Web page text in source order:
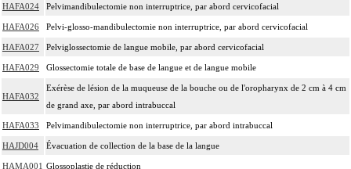
HAFA024 Pelvimandibulectomie non interruptrice, par abord cervicofacial
HAFA026 Pelvi-glosso-mandibulectomie non interruptrice, par abord cervicofacial
HAFA027 Pelviglossectomie de langue mobile, par abord cervicofacial
HAFA029 Glossectomie totale de base de langue et de langue mobile
HAFA032
Exérèse de lésion de la muqueuse de la bouche ou de l'oropharynx de 2 cm à 4 cm
de grand axe, par abord intrabuccal
HAFA033 Pelvimandibulectomie non interruptrice, par abord intrabuccal
HAJD004 Évacuation de collection de la base de la langue
HAMA001 Glossoplastie de réduction